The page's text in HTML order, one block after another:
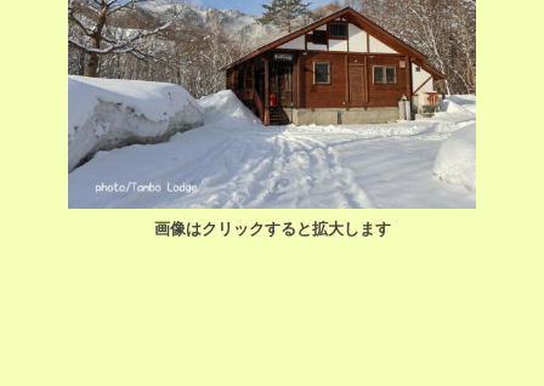
画像はクリックすると拡大します